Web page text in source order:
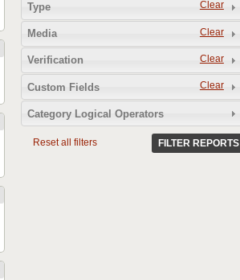
Revenge Killings (القتل بدافع الانتقام) 11
2
13
Clear
Type
Clear
Media
Clear
Verification
Clear
Custom Fields
Category Logical Operators
Reset all filters FILTER REPORTS